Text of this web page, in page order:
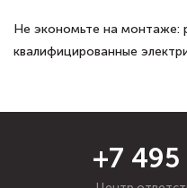
Не экономьте на монтаже:
квалифицированные
+7 495